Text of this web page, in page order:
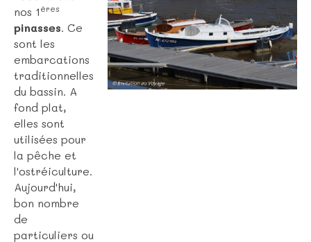
nos 1 ères
pinasses. Ce
sont les
embarcations
traditionnelles
du bassin. A
fond plat,
elles sont
utilisées pour
la pêche et
l'ostréiculture.
Aujourd'hui,
bon nombre
de
particuliers ou